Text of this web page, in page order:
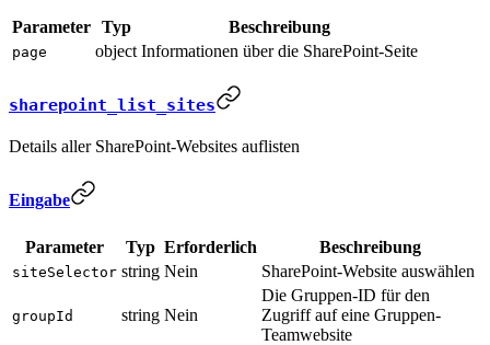
Parameter Typ Beschreibung
page object Informationen über die SharePoint-Seite
sharepoint_list_sites
Details aller SharePoint-Websites auflisten
Eingabe
Parameter Typ Erforderlich Beschreibung
siteSelector string Nein SharePoint-Website auswählen
groupId string Nein
Die Gruppen-ID für den
Zugriff auf eine Gruppen-
Teamwebsite